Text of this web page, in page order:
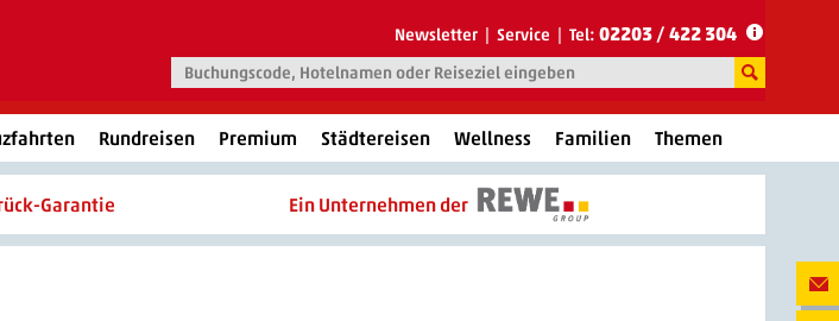
Newsletter Service Tel: 02203 / 422 304
Rundreisen Premium Städtereisen Wellness Familien Themen
Garantie Ein Unternehmen der